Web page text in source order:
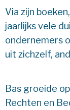
Via zijn
jaarlijks vele
ondernemers
uit zichzelf,
Bas groeide
Rechten en